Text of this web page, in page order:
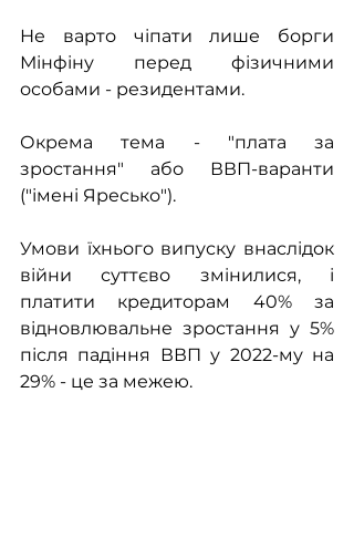
Не варто чіпати лише борги
Мінфіну перед фізичними
особами - резидентами.
Окрема тема - "плата за
зростання" або ВВП-варанти
("імені Яресько").
Умови їхнього випуску внаслідок
війни суттєво змінилися, і
платити кредиторам 40% за
відновлювальне зростання у 5%
після падіння ВВП у 2022-му на
29% - це за межею.